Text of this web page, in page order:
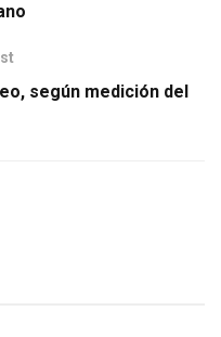
según medición del